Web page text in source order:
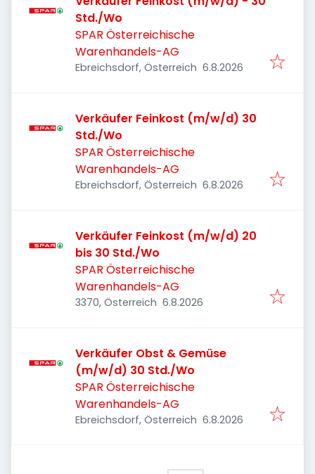
Std./Wo
SPAR Österreichische
Warenhandels-AG
Ebreichsdorf, Österreich Veröffentlicht :
6.8.2026
Verkäufer Feinkost (m/w/d) 30
Std./Wo
SPAR Österreichische
Warenhandels-AG
Ebreichsdorf, Österreich Veröffentlicht :
6.8.2026
Verkäufer Feinkost (m/w/d) 20
bis 30 Std./Wo
SPAR Österreichische
Warenhandels-AG
3370, Österreich Veröffentlicht
6.8.2026
Verkäufer Obst & Gemüse
(m/w/d) 30 Std./Wo
SPAR Österreichische
Warenhandels-AG
Ebreichsdorf, Österreich Veröffentlicht :
6.8.2026